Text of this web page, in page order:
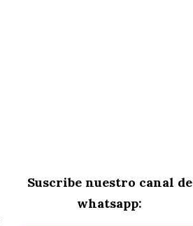
Suscribe nuestro canal de
whatsapp: